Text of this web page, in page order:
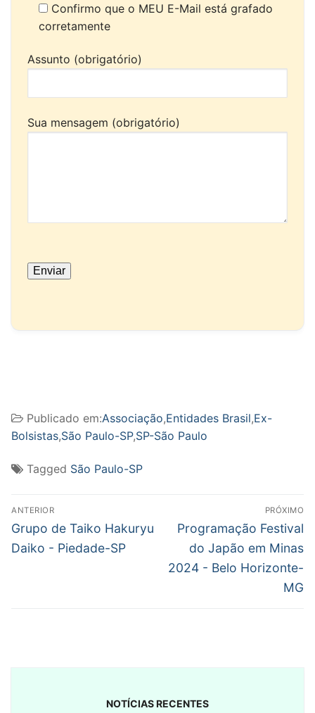
Confirmo que o MEU E-Mail está grafado
corretamente
Assunto (obrigatório)
Sua mensagem (obrigatório)
Publicado em:Associação,Entidades Brasil,Ex-
Bolsistas,São Paulo-SP,SP-São Paulo
Tagged São Paulo-SP
Navegação
de
Post
ANTERIOR
Post
anterior:
Grupo de Taiko Hakuryu
Daiko - Piedade-SP
PRÓXIMO
Próximo
post:
Programação Festival
do Japão em Minas
2024 - Belo Horizonte-
MG
NOTÍCIAS RECENTES